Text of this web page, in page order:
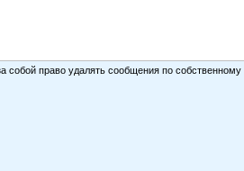
собой право удалять сообщения по собственному